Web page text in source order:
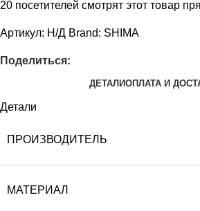
20 посетителей смотрят этот товар
Артикул: Н/Д Brand: SHIMA
Поделиться:
ДЕТАЛИОПЛАТА И
Детали
ПРОИЗВОДИТЕЛЬ
МАТЕРИАЛ